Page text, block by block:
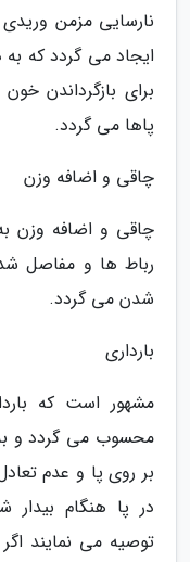
نارسایی مزمن
ایجاد می گردد که
برای بازگرداندن
پاها می گردد.
چاقی و اضافه وزن
چاقی و اضافه وزن
رباط ها و مفاصل
شدن می گردد.
بارداری
مشهور است که
محسوب می گردد و به
بر روی پا و عدم
در پا هنگام
توصیه می نمایند اگر